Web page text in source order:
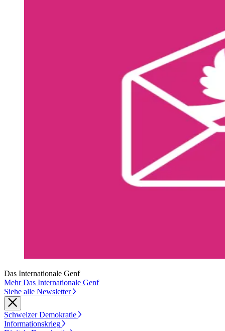
Das Internationale Genf
Mehr Das Internationale Genf
Siehe alle Newsletter
Schweizer Demokratie
Informationskrieg